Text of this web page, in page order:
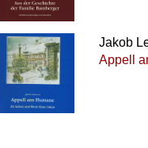
Jakob
Appell